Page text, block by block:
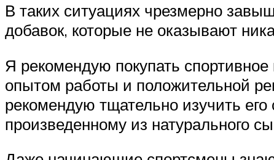
В таких ситуациях чрезмерно
добавок, которые не оказывают
Я рекомендую покупать
опытом работы и положительной
рекомендую тщательно изучить
произведенному из натурального